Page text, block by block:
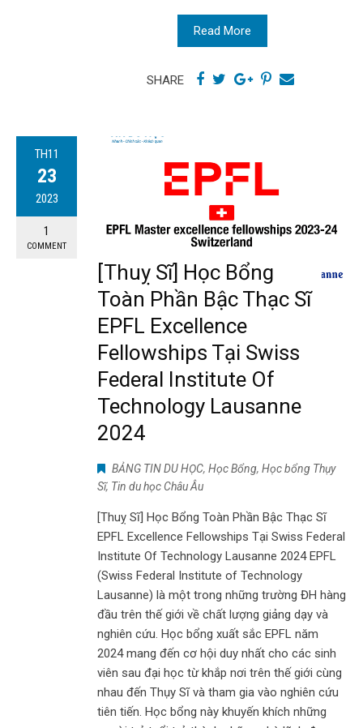
Read More
SHARE
TH11
23
2023
1
COMMENT
[Thuỵ Sĩ] Học Bổng
Toàn Phần Bậc Thạc Sĩ
EPFL Excellence
Fellowships Tại Swiss
Federal Institute Of
Technology Lausanne
2024
BẢNG TIN DU HỌC, Học Bổng, Học bổng Thụy
Sĩ, Tin du học Châu Âu
[Thuỵ Sĩ] Học Bổng Toàn Phần Bậc Thạc Sĩ
EPFL Excellence Fellowships Tại Swiss Federal
Institute Of Technology Lausanne 2024 EPFL
(Swiss Federal Institute of Technology
Lausanne) là một trong những trường ĐH hàng
đầu trên thế giới về chất lượng giảng dạy và
nghiên cứu. Học bổng xuất sắc EPFL năm
2024 mang đến cơ hội duy nhất cho các sinh
viên sau đại học từ khắp nơi trên thế giới cùng
nhau đến Thụy Sĩ và tham gia vào nghiên cứu
tiên tiến. Học bổng này khuyến khích những